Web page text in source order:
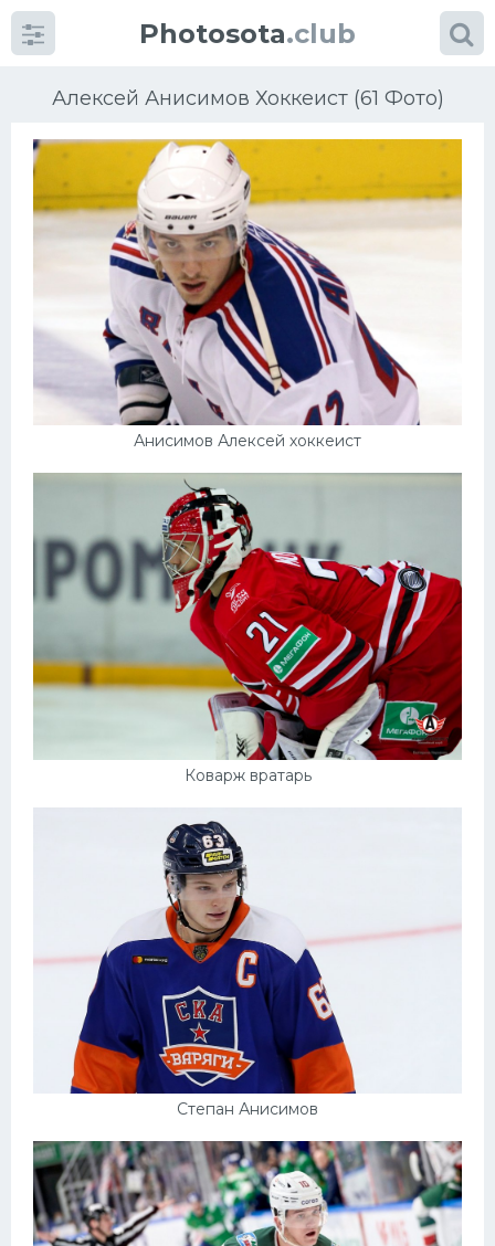
Photosota.club
Алексей Анисимов Хоккеист (61 Фото)
Анисимов Алексей хоккеист
Коварж вратарь
Степан Анисимов
КатегорииФото
Еще картинки...
Конькобежный спорт
Тренажеры
Интерьер квартиры